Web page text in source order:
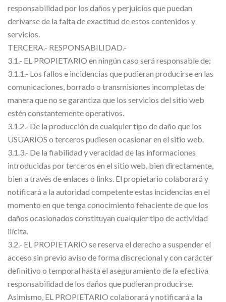
responsabilidad por los daños y perjuicios que puedan
derivarse de la falta de exactitud de estos contenidos y
servicios.
TERCERA.- RESPONSABILIDAD.-
3.1.- EL PROPIETARIO en ningún caso será responsable de:
3.1.1.- Los fallos e incidencias que pudieran producirse en las
comunicaciones, borrado o transmisiones incompletas de
manera que no se garantiza que los servicios del sitio web
estén constantemente operativos.
3.1.2.- De la producción de cualquier tipo de daño que los
USUARIOS o terceros pudiesen ocasionar en el sitio web.
3.1.3.- De la fiabilidad y veracidad de las informaciones
introducidas por terceros en el sitio web, bien directamente,
bien a través de enlaces o links. El propietario colaborará y
notificará a la autoridad competente estas incidencias en el
momento en que tenga conocimiento fehaciente de que los
daños ocasionados constituyan cualquier tipo de actividad
ilícita.
3.2.- EL PROPIETARIO se reserva el derecho a suspender el
acceso sin previo aviso de forma discrecional y con carácter
definitivo o temporal hasta el aseguramiento de la efectiva
responsabilidad de los daños que pudieran producirse.
Asimismo, EL PROPIETARIO colaborará y notificará a la